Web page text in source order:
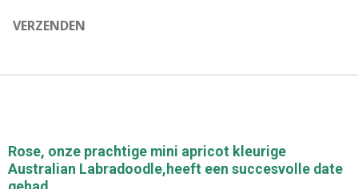
VERZENDEN
Rose, onze prachtige mini apricot kleurige
Australian Labradoodle,heeft een succesvolle date